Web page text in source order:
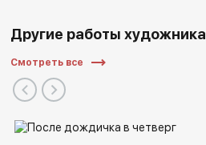
Другие работы художника
Смотреть все